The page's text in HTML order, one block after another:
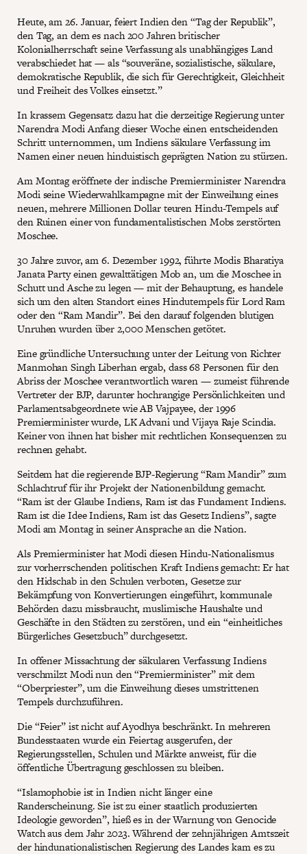
Heute, am 26. Januar, feiert Indien den “Tag der Republik”,
den Tag, an dem es nach 200 Jahren britischer
Kolonialherrschaft seine Verfassung als unabhängiges Land
verabschiedet hat — als “souveräne, sozialistische, säkulare,
demokratische Republik, die sich für Gerechtigkeit, Gleichheit
und Freiheit des Volkes einsetzt.”
In krassem Gegensatz dazu hat die derzeitige Regierung unter
Narendra Modi Anfang dieser Woche einen entscheidenden
Schritt unternommen, um Indiens säkulare Verfassung im
Namen einer neuen hinduistisch geprägten Nation zu stürzen.
Am Montag eröffnete der indische Premierminister Narendra
Modi seine Wiederwahlkampagne mit der Einweihung eines
neuen, mehrere Millionen Dollar teuren Hindu-Tempels auf
den Ruinen einer von fundamentalistischen Mobs zerstörten
Moschee.
30 Jahre zuvor, am 6. Dezember 1992, führte Modis Bharatiya
Janata Party einen gewalttätigen Mob an, um die Moschee in
Schutt und Asche zu legen — mit der Behauptung, es handele
sich um den alten Standort eines Hindutempels für Lord Ram
oder den “Ram Mandir”. Bei den darauf folgenden blutigen
Unruhen wurden über 2,000 Menschen getötet.
Eine gründliche Untersuchung unter der Leitung von Richter
Manmohan Singh Liberhan ergab, dass 68 Personen für den
Abriss der Moschee verantwortlich waren — zumeist führende
Vertreter der BJP, darunter hochrangige Persönlichkeiten und
Parlamentsabgeordnete wie AB Vajpayee, der 1996
Premierminister wurde, LK Advani und Vijaya Raje Scindia.
Keiner von ihnen hat bisher mit rechtlichen Konsequenzen zu
rechnen gehabt.
Seitdem hat die regierende BJP-Regierung “Ram Mandir” zum
Schlachtruf für ihr Projekt der Nationenbildung gemacht.
“Ram ist der Glaube Indiens, Ram ist das Fundament Indiens.
Ram ist die Idee Indiens, Ram ist das Gesetz Indiens”, sagte
Modi am Montag in seiner Ansprache an die Nation.
Als Premierminister hat Modi diesen Hindu-Nationalismus
zur vorherrschenden politischen Kraft Indiens gemacht: Er hat
den Hidschab in den Schulen verboten, Gesetze zur
Bekämpfung von Konvertierungen eingeführt, kommunale
Behörden dazu missbraucht, muslimische Haushalte und
Geschäfte in den Städten zu zerstören, und ein “einheitliches
Bürgerliches Gesetzbuch” durchgesetzt.
In offener Missachtung der säkularen Verfassung Indiens
verschmilzt Modi nun den “Premierminister” mit dem
“Oberpriester”, um die Einweihung dieses umstrittenen
Tempels durchzuführen.
Die “Feier” ist nicht auf Ayodhya beschränkt. In mehreren
Bundesstaaten wurde ein Feiertag ausgerufen, der
Regierungsstellen, Schulen und Märkte anweist, für die
öffentliche Übertragung geschlossen zu bleiben.
“Islamophobie ist in Indien nicht länger eine
Randerscheinung. Sie ist zu einer staatlich produzierten
Ideologie geworden”, hieß es in der Warnung von Genocide
Watch aus dem Jahr 2023. Während der zehnjährigen Amtszeit
der hindunationalistischen Regierung des Landes kam es zu